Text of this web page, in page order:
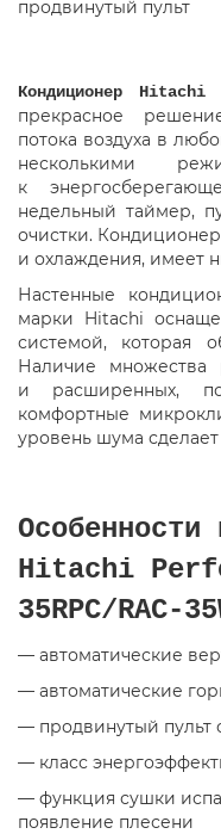
продвинутый пульт
Кондиционер Hitachi
прекрасное
потока воздуха в
несколькими
к
недельный таймер,
очистки.
и охлаждения, имеет
Настенные
марки Hitachi
системой,
которая
Наличие множества
и расширенных,
комфортные
уровень шума
Особенности
Hitachi
35RPC/RAC-
— автоматические
— автоматические
— продвинутый пульт
— класс
— функция сушки
появление плесени